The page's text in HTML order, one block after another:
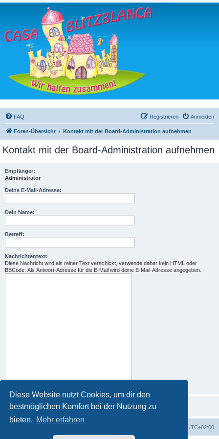
Diese Website nutzt Cookies, um dir den
bestmöglichen Komfort bei der Nutzung zu
bieten. Mehr erfahren
FAQ Anmelden
Registrieren
Foren-Übersicht Kontakt mit der Board-Administration aufnehmen
Kontakt mit der Board-Administration aufnehmen
Empfänger:
Administrator
Deine E-Mail-Adresse:
Dein Name:
Betreff:
Nachrichtentext:
Diese Nachricht wird als reiner Text verschickt, verwende daher kein HTML oder
BBCode. Als Antwort-Adresse für die E-Mail wird deine E-Mail-Adresse angegeben.
UTC+02:00